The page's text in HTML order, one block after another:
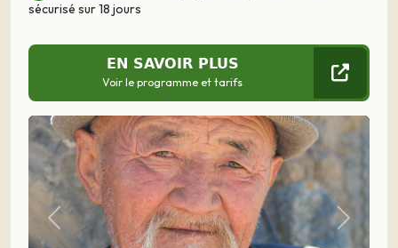
sécurisé sur 18 jours
EN SAVOIR PLUS
Voir le programme et tarifs
Précédent Suivant